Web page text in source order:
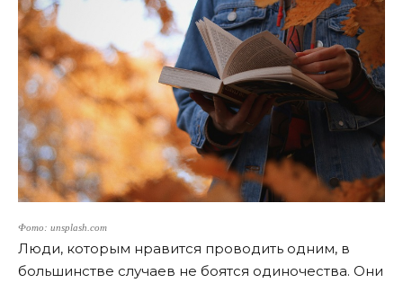
Фото: unsplash.com
Люди, которым нравится проводить одним, в
большинстве случаев не боятся одиночества. Они